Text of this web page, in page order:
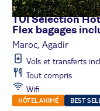
TUI Sélection
Flex bagages
Maroc, Agadir
Vols et transferts
Tout compris
Wifi
HÔTEL ANIMÉ BEST